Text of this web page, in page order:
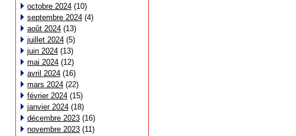
octobre 2024 (10)
septembre 2024 (4)
août 2024 (13)
juillet 2024 (5)
juin 2024 (13)
mai 2024 (12)
avril 2024 (16)
mars 2024 (22)
février 2024 (15)
janvier 2024 (18)
décembre 2023 (16)
novembre 2023 (11)